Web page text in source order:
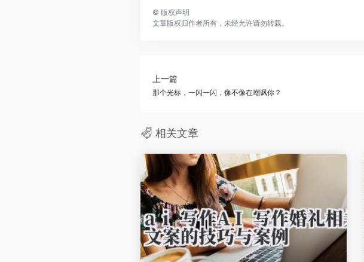
© 版权声明
文章版权归作者所有，未经允许请勿转载。
上一篇
那个光标，一闪一闪，像不像在嘲讽你？
相关文章